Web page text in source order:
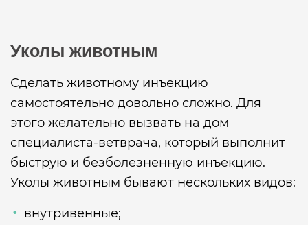
Уколы животным
Сделать животному инъекцию
самостоятельно довольно сложно. Для
этого желательно вызвать на дом
специалиста-ветврача, который выполнит
быструю и безболезненную инъекцию.
Уколы животным бывают нескольких видов:
внутривенные;